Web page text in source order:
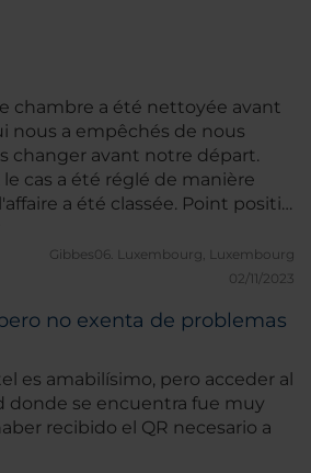
chambre a été nettoyée avant
nous a empêchés de nous
changer avant notre départ.
cas a été réglé de manière
a été classée. Point positiv,
de bain sont très bien et le
buffet copieux avec une vue
Gibbes06. Luxembourg, Luxembourg
02/11/2023
no exenta de problemas
es amabilísimo, pero acceder al
donde se encuentra fue muy
recibido el QR necesario a